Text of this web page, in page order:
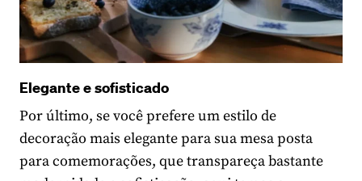
Elegante e sofisticado
Por último, se você prefere um estilo de
decoração mais elegante para sua mesa posta
para comemorações, que transpareça bastante